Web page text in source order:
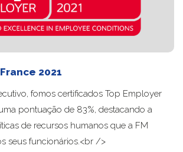
2021
fomos certificados Top Employer
pontuação de 83%, destacando a
de recursos humanos que a FM
seus funcionários.<br />